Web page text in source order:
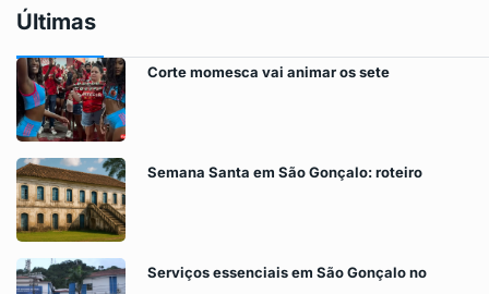
Últimas
Corte momesca vai animar os sete
Semana Santa em São Gonçalo: roteiro
Serviços essenciais em São Gonçalo no